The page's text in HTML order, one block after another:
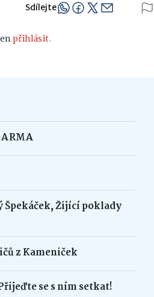
Sdílejte
přihlásit.
Žijící poklady
z Kameniček
se s ním setkat!